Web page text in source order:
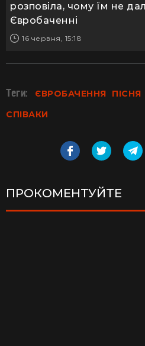
розповіла, чому їм не
Євробаченні
16 червня, 15:18
Теги: ЄВРОБАЧЕННЯ ПІСНЯ
СПІВАКИ
ПРОКОМЕНТУЙТЕ